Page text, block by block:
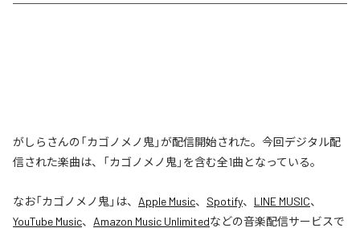
がしらさんの「カゴノメノ鬼」が配信開始された。今回デジタル配
信された楽曲は、「カゴノメノ鬼」を含む全1曲となっている。
なお「カゴノメノ鬼」は、 Apple Music、 Spotify、 LINE MUSIC、
YouTube Music、 Amazon Music Unlimitedなどの音楽配信サービスで